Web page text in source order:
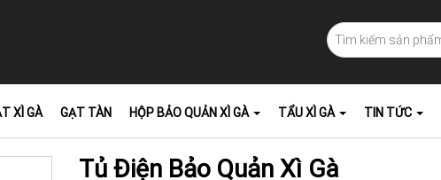
XÌ GÀ GẠT TÀN HỘP BẢO QUẢN XÌ GÀ TẨU XÌ GÀ TIN TỨC
Tủ Điện Bảo Quản Xì Gà